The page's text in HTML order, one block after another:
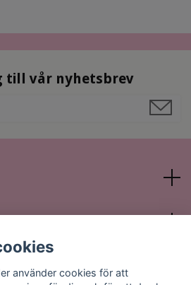
till vår nyhetsbrev
använder cookies för att